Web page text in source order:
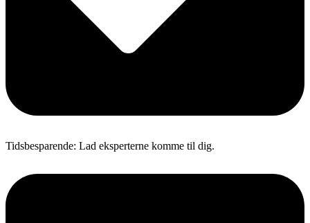
Tidsbesparende: Lad eksperterne komme til dig.